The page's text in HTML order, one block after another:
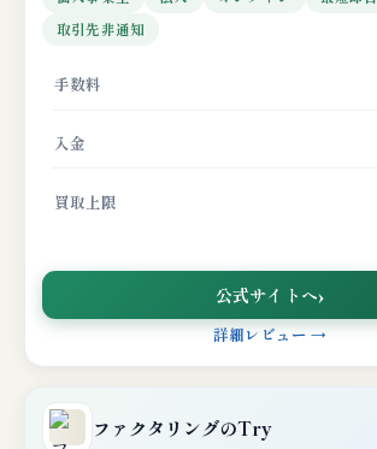
取引先非通知
手数料
入金
買取上限
公式サイトへ
詳細レビュー →
ファクタリングのTry